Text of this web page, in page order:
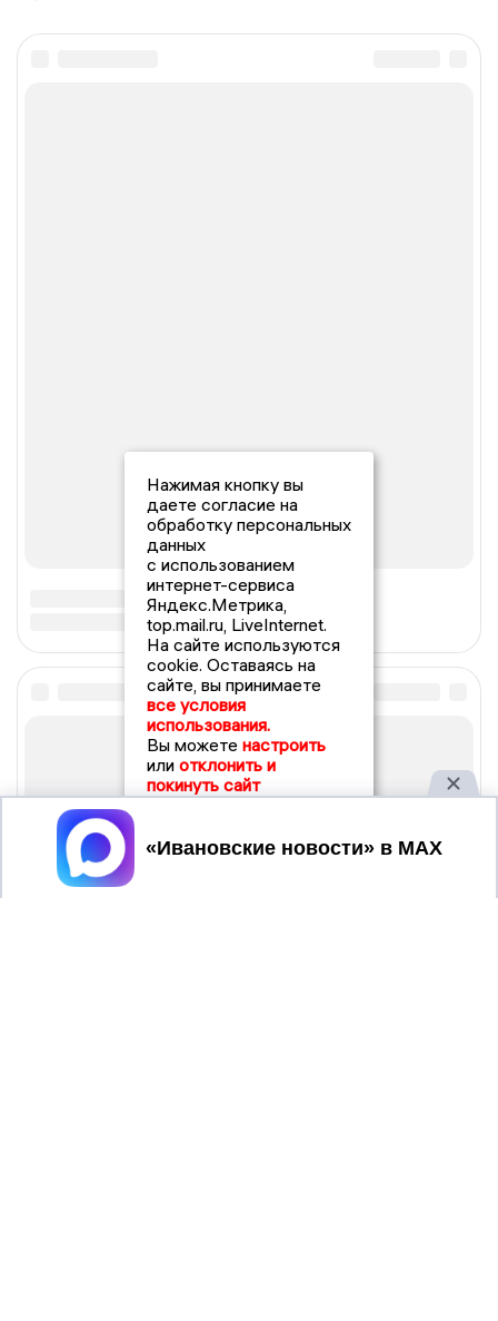
Нажимая кнопку вы
даете согласие на
обработку персональных
данных
с использованием
интернет-сервиса
Яндекс.Метрика,
top.mail.ru, LiveInternet.
На сайте используются
cookie. Оставаясь на
сайте, вы принимаете
все условия
использования.
Вы можете настроить
или отклонить и
покинуть сайт
Принять